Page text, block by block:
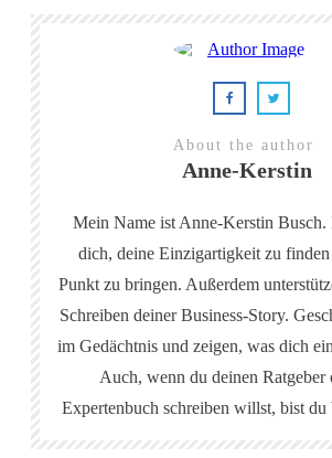
About the author
Anne-Kerstin
Mein Name ist Anne-Kerstin Busch.
dich, deine Einzigartigkeit zu
Punkt zu bringen. Außerdem
Schreiben deiner Business-Story.
im Gedächtnis und zeigen, was dich
Auch, wenn du deinen Ratgeber
Expertenbuch schreiben willst, bist